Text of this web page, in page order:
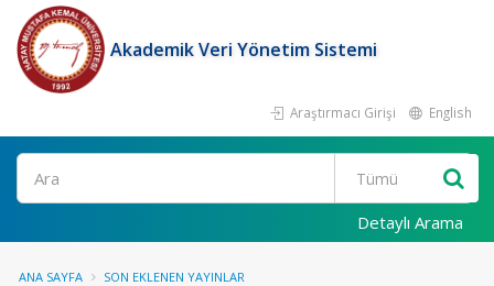
Akademik Veri Yönetim Sistemi
Araştırmacı Girişi English
Ara
Detaylı Arama
ANA SAYFA SON EKLENEN YAYINLAR